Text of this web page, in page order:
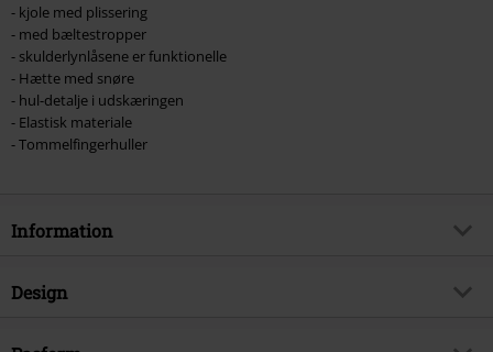
- kjole med plissering
- med bæltestropper
- skulderlynlåsene er funktionelle
- Hætte med snøre
- hul-detalje i udskæringen
- Elastisk materiale
- Tommelfingerhuller
Information
Artikelnr.
Design
Produkttype